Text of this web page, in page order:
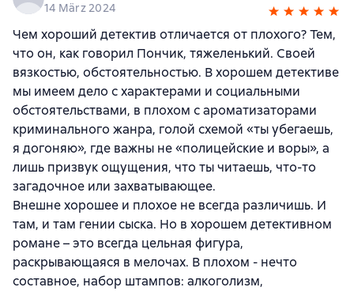
14 März 2024
Чем хороший детектив отличается от плохого? Тем,
что он, как говорил Пончик, тяжеленький. Своей
вязкостью, обстоятельностью. В хорошем детективе
мы имеем дело с характерами и социальными
обстоятельствами, в плохом с ароматизаторами
криминального жанра, голой схемой «ты убегаешь,
я догоняю», где важны не «полицейские и воры», а
лишь призвук ощущения, что ты читаешь, что-то
загадочное или захватывающее.
Внешне хорошее и плохое не всегда различишь. И
там, и там гении сыска. Но в хорошем детективном
романе – это всегда цельная фигура,
раскрывающаяся в мелочах. В плохом - нечто
составное, набор штампов: алкоголизм,